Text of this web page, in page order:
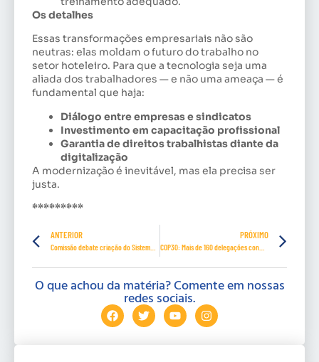
Os detalhes
Essas transformações empresariais não são
neutras: elas moldam o futuro do trabalho no
setor hoteleiro. Para que a tecnologia seja uma
aliada dos trabalhadores — e não uma ameaça — é
fundamental que haja:
Diálogo entre empresas e sindicatos
Investimento em capacitação profissional
Garantia de direitos trabalhistas diante da
digitalização
A modernização é inevitável, mas ela precisa ser
justa.
*********
ANTERIOR PRÓXIMO
COP30: Mais de 160 delegações confirmadas, anuncia ministro Sabino
O que achou da matéria? Comente em nossas
redes sociais.